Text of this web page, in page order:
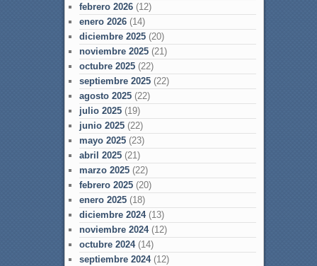
febrero 2026(12)
enero 2026(14)
diciembre 2025(20)
noviembre 2025(21)
octubre 2025(22)
septiembre 2025(22)
agosto 2025(22)
julio 2025(19)
junio 2025(22)
mayo 2025(23)
abril 2025(21)
marzo 2025(22)
febrero 2025(20)
enero 2025(18)
diciembre 2024(13)
noviembre 2024(12)
octubre 2024(14)
septiembre 2024(12)